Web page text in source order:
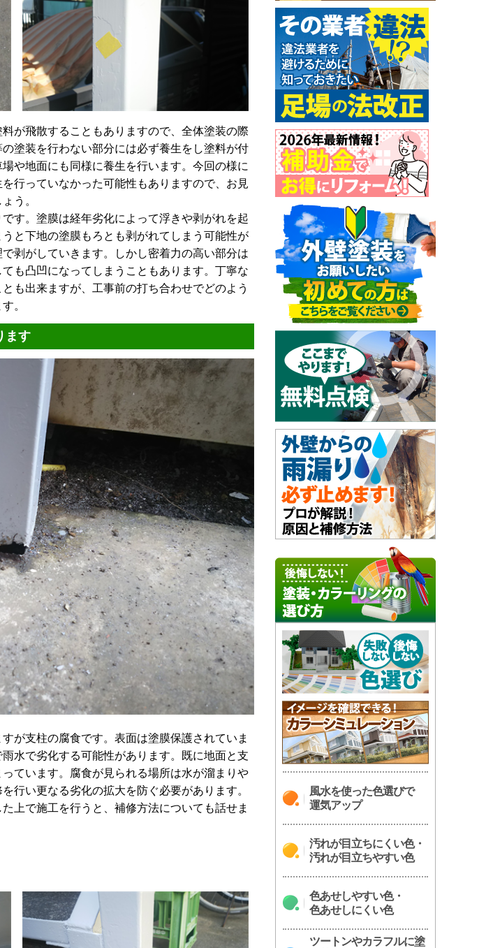
が飛散することもありますので、全体塗装の際
塗装を行わない部分には必ず養生をし塗料が付
や地面にも同様に養生を行います。今回の様に
行っていなかった可能性もありますので、お見
う。
す。塗膜は経年劣化によって浮きや剥がれを起
と下地の塗膜もろとも剥がれてしまう可能性が
剥がしていきます。しかし密着力の高い部分は
も凸凹になってしまうこともあります。丁寧な
も出来ますが、工事前の打ち合わせでどのよう
。
ます
が支柱の腐食です。表面は塗膜保護されていま
水で劣化する可能性があります。既に地面と支
ています。腐食が見られる場所は水が溜まりや
行い更なる劣化の拡大を防ぐ必要があります。
上で施工を行うと、補修方法についても話せま
風水を使った色選びで
運気アップ
汚れが目立ちにくい色・
汚れが目立ちやすい色
色あせしやすい色・
色あせしにくい色
ツートンやカラフルに塗